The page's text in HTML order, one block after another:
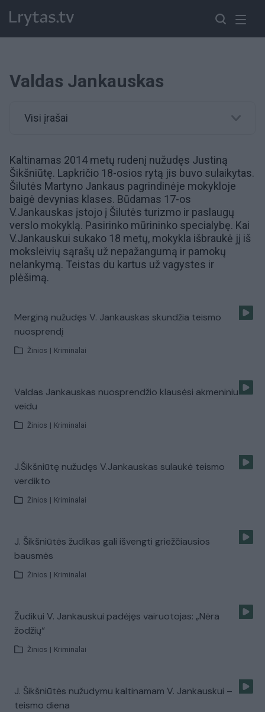
Valdas Jankauskas
Visi įrašai
Kaltinamas 2014 metų rudenį nužudęs Justiną
Šikšniūtę. Lapkričio 18-osios rytą jis buvo sulaikytas.
Šilutės Martyno Jankaus pagrindinėje mokykloje
baigė devynias klases. Būdamas 17-os
V.Jankauskas įstojo į Šilutės turizmo ir paslaugų
verslo mokyklą. Pasirinko mūrininko specialybę. Kai
V.Jankauskui sukako 18 metų, mokykla išbraukė jį iš
moksleivių sąrašų už nepažangumą ir pamokų
nelankymą. Teistas du kartus už vagystes ir
plėšimą.
Merginą nužudęs V. Jankauskas skundžia teismo
nuosprendį
Žinios Kriminalai
Valdas Jankauskas nuosprendžio klausėsi akmeniniu
veidu
Žinios Kriminalai
J.Šikšniūtę nužudęs V.Jankauskas sulaukė teismo
verdikto
Žinios Kriminalai
J. Šikšniūtės žudikas gali išvengti griežčiausios
bausmės
Žinios Kriminalai
Žudikui V. Jankauskui padėjęs vairuotojas: „Nėra
žodžių“
Žinios Kriminalai
J. Šikšniūtės nužudymu kaltinamam V. Jankauskui –
teismo diena